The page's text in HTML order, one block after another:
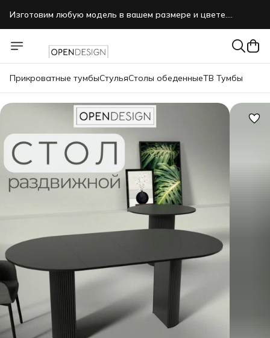
Изготовим любую модель в вашем размере и цвете.
Прикроватные тумбыСтульяСтолы обеденныеТВ Тумбы